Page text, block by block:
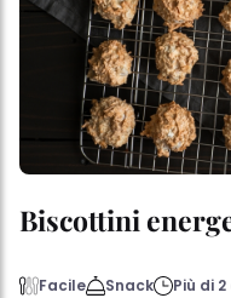
Biscottini
Facile Snack Più di